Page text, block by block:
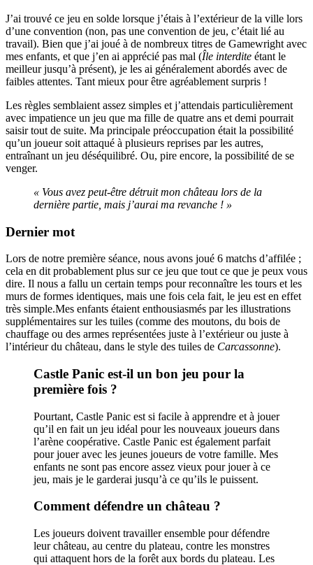
J’ai trouvé ce jeu en solde lorsque j’étais à l’extérieur de la ville lors
d’une convention (non, pas une convention de jeu, c’était lié au
travail). Bien que j’ai joué à de nombreux titres de Gamewright avec
mes enfants, et que j’en ai apprécié pas mal (Île interdite étant le
meilleur jusqu’à présent), je les ai généralement abordés avec de
faibles attentes. Tant mieux pour être agréablement surpris !
Les règles semblaient assez simples et j’attendais particulièrement
avec impatience un jeu que ma fille de quatre ans et demi pourrait
saisir tout de suite. Ma principale préoccupation était la possibilité
qu’un joueur soit attaqué à plusieurs reprises par les autres,
entraînant un jeu déséquilibré. Ou, pire encore, la possibilité de se
venger.
« Vous avez peut-être détruit mon château lors de la
dernière partie, mais j’aurai ma revanche ! »
Dernier mot
Lors de notre première séance, nous avons joué 6 matchs d’affilée ;
cela en dit probablement plus sur ce jeu que tout ce que je peux vous
dire. Il nous a fallu un certain temps pour reconnaître les tours et les
murs de formes identiques, mais une fois cela fait, le jeu est en effet
très simple.Mes enfants étaient enthousiasmés par les illustrations
supplémentaires sur les tuiles (comme des moutons, du bois de
chauffage ou des armes représentées juste à l’extérieur ou juste à
l’intérieur du château, dans le style des tuiles de Carcassonne).
Castle Panic est-il un bon jeu pour la
première fois ?
Pourtant, Castle Panic est si facile à apprendre et à jouer
qu’il en fait un jeu idéal pour les nouveaux joueurs dans
l’arène coopérative. Castle Panic est également parfait
pour jouer avec les jeunes joueurs de votre famille. Mes
enfants ne sont pas encore assez vieux pour jouer à ce
jeu, mais je le garderai jusqu’à ce qu’ils le puissent.
Comment défendre un château ?
Les joueurs doivent travailler ensemble pour défendre
leur château, au centre du plateau, contre les monstres
qui attaquent hors de la forêt aux bords du plateau. Les